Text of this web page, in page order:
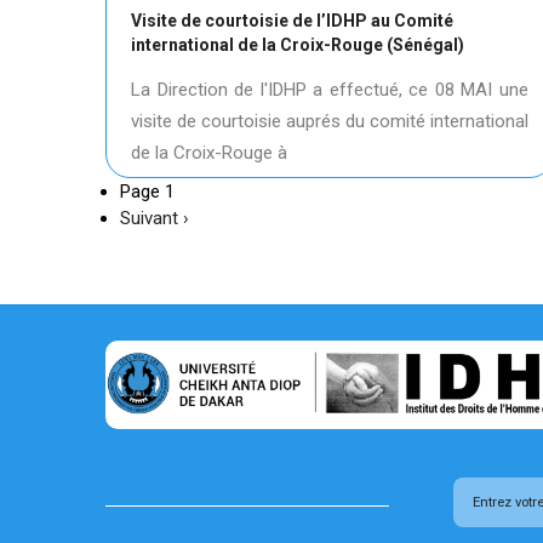
Visite de courtoisie de l’IDHP au Comité
international de la Croix-Rouge (Sénégal)
La Direction de l'IDHP a effectué, ce 08 MAI une
visite de courtoisie auprés du comité international
de la Croix-Rouge à
Page 1
Page
Suivant ›